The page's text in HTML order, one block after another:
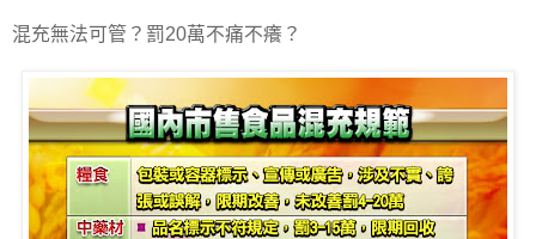
混充無法可管？罰20萬不痛不癢？